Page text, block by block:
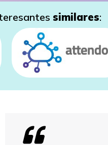
similares: